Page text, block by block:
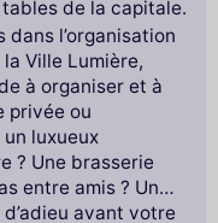
de la capitale.
l’organisation
Ville Lumière,
à organiser et à
privée ou
luxueux
? Une brasserie
entre amis ? Un
avant votre